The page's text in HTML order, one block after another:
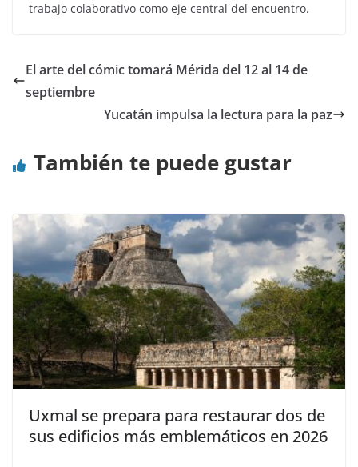
trabajo colaborativo como eje central del encuentro.
El arte del cómic tomará Mérida del 12 al 14 de
septiembre
Yucatán impulsa la lectura para la paz
También te puede gustar
Uxmal se prepara para restaurar dos de
sus edificios más emblemáticos en 2026